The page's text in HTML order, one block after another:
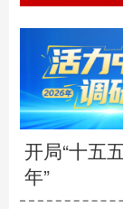
开局“十五
年”